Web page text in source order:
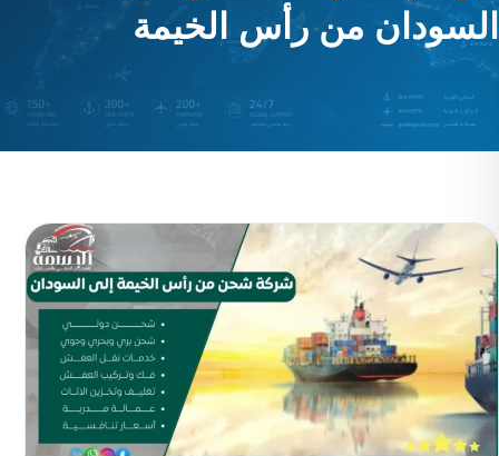
السودان من رأس الخيمة